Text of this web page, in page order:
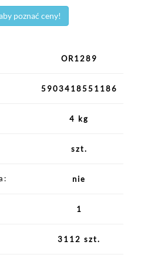
poznać ceny!
OR1289
5903418551186
4 kg
szt.
nie
1
3112 szt.